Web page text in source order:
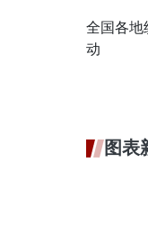
全国各地
动
图表